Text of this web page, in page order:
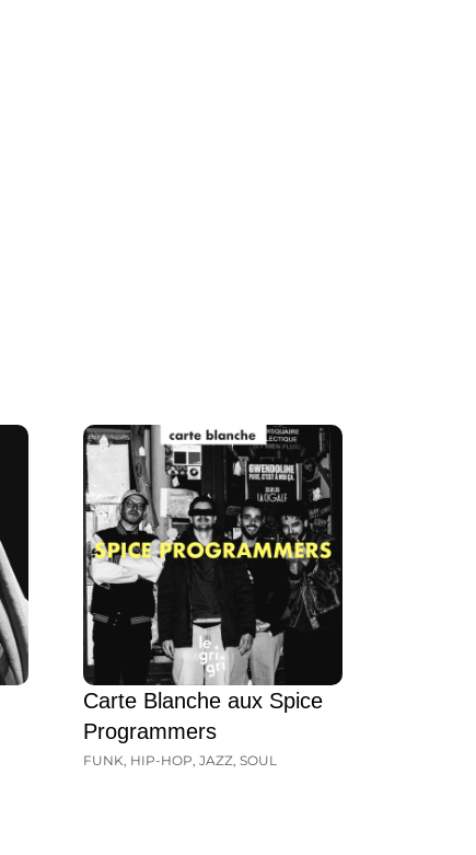
Carte Blanche aux Spice
Programmers
FUNK HIP-HOP JAZZ SOUL